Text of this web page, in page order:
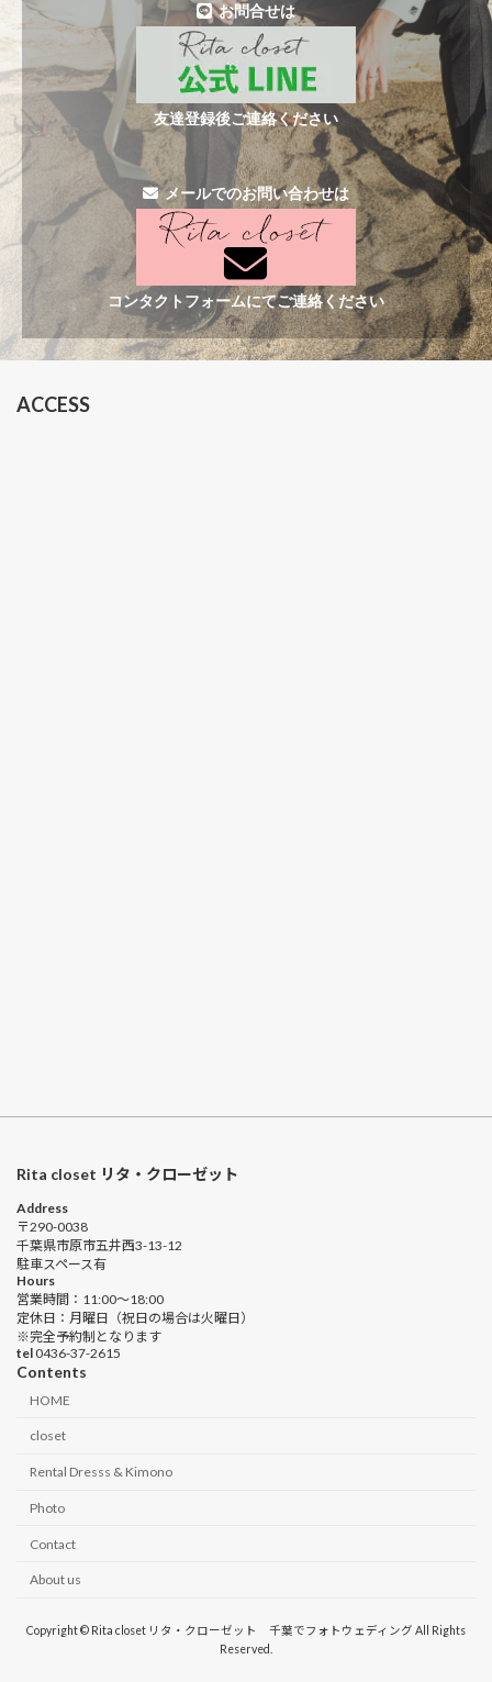
お問合せは
友達登録後ご連絡ください
メールでのお問い合わせは
コンタクトフォームにてご連絡ください
ACCESS
Rita closet リタ・クローゼット
Address
〒290-0038
千葉県市原市五井西3-13-12
駐車スペース有
Hours
営業時間：11:00〜18:00
定休日：月曜日（祝日の場合は火曜日）
※完全予約制となります
tel 0436-37-2615
Contents
HOME
closet
Rental Dresss & Kimono
Photo
Contact
About us
Copyright © Rita closet リタ・クローゼット 千葉でフォトウェディング All Rights
Reserved.